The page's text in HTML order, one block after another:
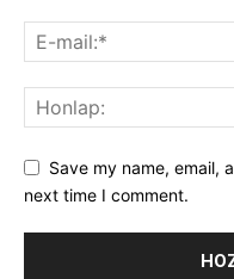
Save my name, email,
next time I comment.